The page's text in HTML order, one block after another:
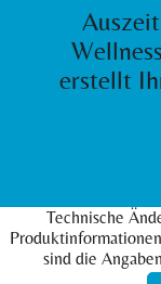
erstellt
Technische
sind die